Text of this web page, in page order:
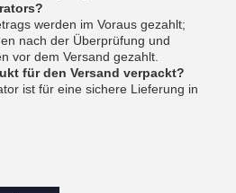
werden im Voraus gezahlt;
nach der Überprüfung und
vor dem Versand gezahlt.
für den Versand verpackt?
ist für eine sichere Lieferung in